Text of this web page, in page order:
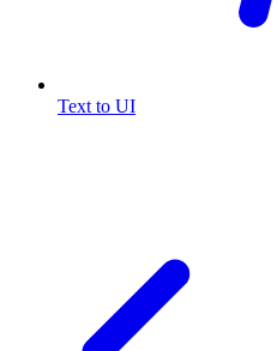
Text to UI